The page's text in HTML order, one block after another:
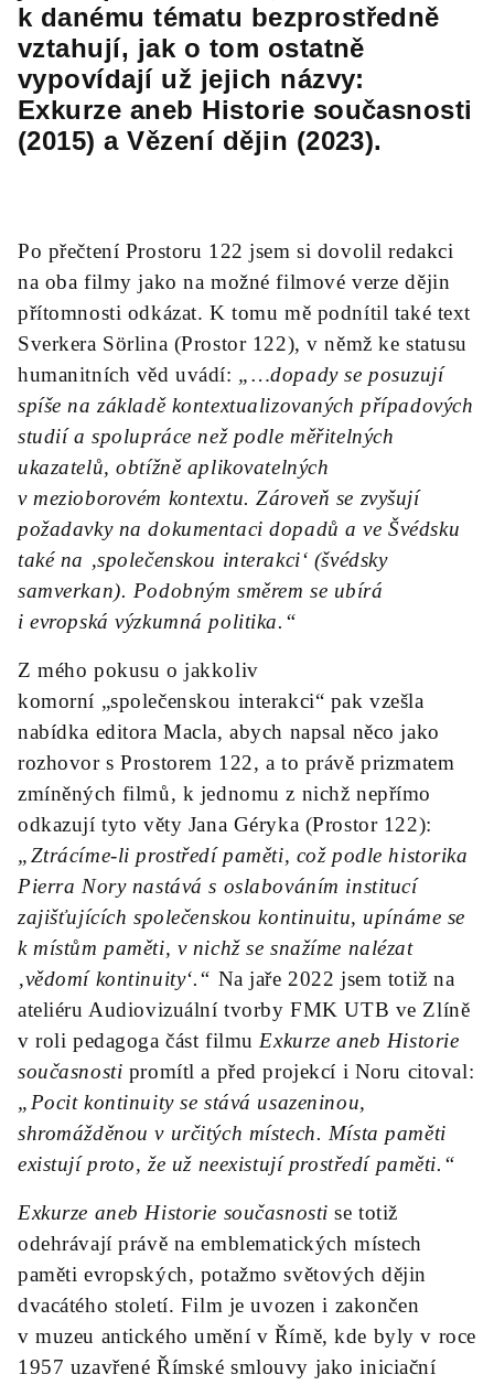
k danému tématu bezprostředně
vztahují, jak o tom ostatně
vypovídají už jejich názvy:
Exkurze aneb Historie současnosti
(2015) a Vězení dějin (2023).
Po přečtení Prostoru 122 jsem si dovolil redakci
na oba filmy jako na možné filmové verze dějin
přítomnosti odkázat. K tomu mě podnítil také text
Sverkera Sörlina (Prostor 122), v němž ke statusu
humanitních věd uvádí: „…dopady se posuzují
spíše na základě kontextualizovaných případových
studií a spolupráce než podle měřitelných
ukazatelů, obtížně aplikovatelných
v mezioborovém kontextu. Zároveň se zvyšují
požadavky na dokumentaci dopadů a ve Švédsku
také na ‚společenskou interakci‘ (švédsky
samverkan). Podobným směrem se ubírá
i evropská výzkumná politika.“
Z mého pokusu o jakkoliv
komorní „společenskou interakci“ pak vzešla
nabídka editora Macla, abych napsal něco jako
rozhovor s Prostorem 122, a to právě prizmatem
zmíněných filmů, k jednomu z nichž nepřímo
odkazují tyto věty Jana Géryka (Prostor 122):
„Ztrácíme-li prostředí paměti, což podle historika
Pierra Nory nastává s oslabováním institucí
zajišťujících společenskou kontinuitu, upínáme se
k místům paměti, v nichž se snažíme nalézat
‚vědomí kontinuity‘.“ Na jaře 2022 jsem totiž na
ateliéru Audiovizuální tvorby FMK UTB ve Zlíně
v roli pedagoga část filmu Exkurze aneb Historie
současnosti promítl a před projekcí i Noru citoval:
„Pocit kontinuity se stává usazeninou,
shromážděnou v určitých místech. Místa paměti
existují proto, že už neexistují prostředí paměti.“
Exkurze aneb Historie současnosti se totiž
odehrávají právě na emblematických místech
paměti evropských, potažmo světových dějin
dvacátého století. Film je uvozen i zakončen
v muzeu antického umění v Římě, kde byly v roce
1957 uzavřené Římské smlouvy jako iniciační